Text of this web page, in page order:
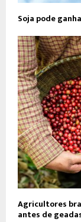
Soja pode
Agricultores
antes de